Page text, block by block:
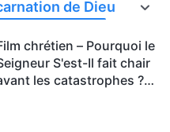
de Dieu
chrétien – Pourquoi le
S'est-Il fait chair
les catastrophes ?